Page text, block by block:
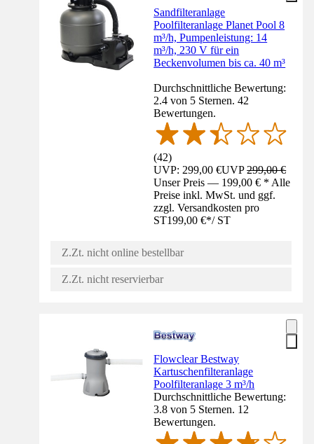
Sandfilteranlage
Poolfilteranlage Planet Pool 8
m³/h, Pumpenleistung: 14
m³/h, 230 V für ein
Beckenvolumen bis ca. 40 m³
Durchschnittliche Bewertung:
2.4 von 5 Sternen. 42
Bewertungen.
(42)
UVP: 299,00 €UVP299,00 €
Unser Preis — 199,00 € * Alle
Preise inkl. MwSt. und ggf.
zzgl. Versandkosten pro
ST199,00 €*/ ST
Z.Zt. nicht online bestellbar
Z.Zt. nicht reservierbar
Flowclear Bestway
Kartuschenfilteranlage
Poolfilteranlage 3 m³/h
Durchschnittliche Bewertung:
3.8 von 5 Sternen. 12
Bewertungen.